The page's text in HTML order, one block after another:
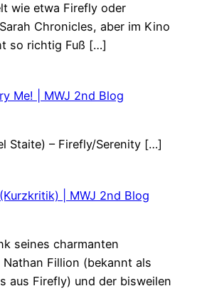
wie etwa Firefly oder
Chronicles, aber im Kino
so richtig Fuß […]
Me! | MWJ 2nd Blog
Staite) – Firefly/Serenity […]
| MWJ 2nd Blog
seines charmanten
Fillion (bekannt als
aus Firefly) und der bisweilen